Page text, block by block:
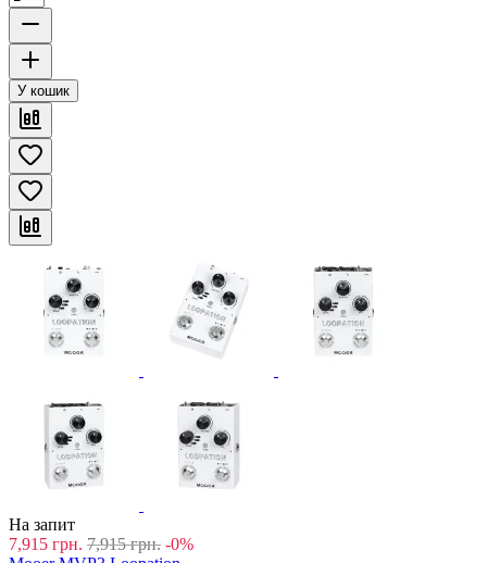
У кошик
На запит
7,915 грн. 7,915 грн. -0%